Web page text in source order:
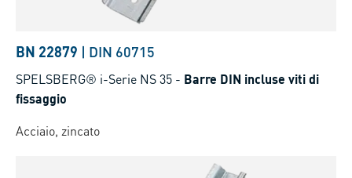
BN 22879 | DIN 60715
SPELSBERG® i-Serie NS 35 - Barre DIN incluse viti di
fissaggio
Acciaio, zincato